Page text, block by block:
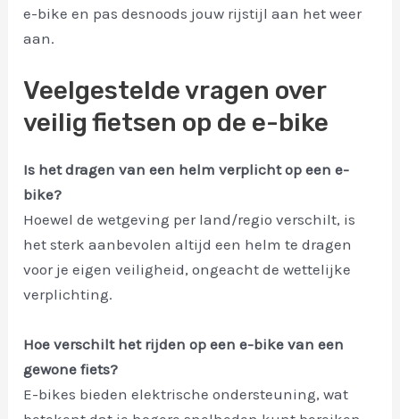
e-bike en pas desnoods jouw rijstijl aan het weer
aan.
Veelgestelde vragen over
veilig fietsen op de e-bike
Is het dragen van een helm verplicht op een e-
bike?
Hoewel de wetgeving per land/regio verschilt, is
het sterk aanbevolen altijd een helm te dragen
voor je eigen veiligheid, ongeacht de wettelijke
verplichting.
Hoe verschilt het rijden op een e-bike van een
gewone fiets?
E-bikes bieden elektrische ondersteuning, wat